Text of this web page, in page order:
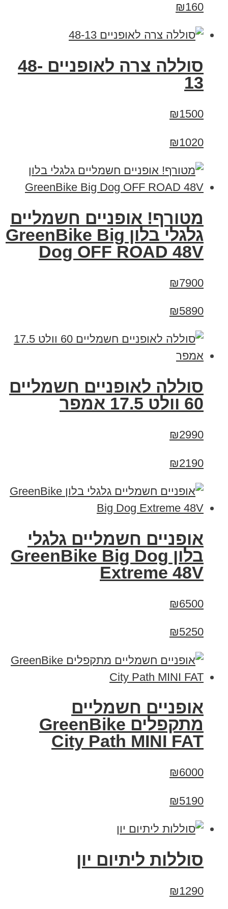
₪160
סוללה צרה לאופניים 48-
13
₪1500
₪1020
מטורף! אופניים חשמליים
גלגלי בלון GreenBike Big
Dog OFF ROAD 48V
₪7900
₪5890
סוללה לאופניים חשמליים
60 וולט 17.5 אמפר
₪2990
₪2190
אופניים חשמליים גלגלי
בלון GreenBike Big Dog
Extreme 48V
₪6500
₪5250
אופניים חשמליים
‏מתקפלים GreenBike
City Path MINI FAT
₪6000
₪5190
סוללות ליתיום יון
₪1290